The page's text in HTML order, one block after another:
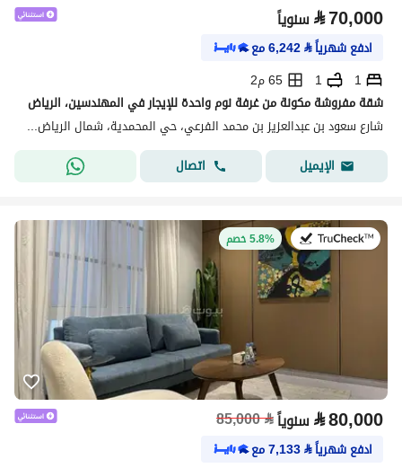
⃁70,000 سنوياً
ادفع شهرياً⃁
6,242مع
1
1
65 م2
شقة مفروشة مكونة من غرفة نوم واحدة للإيجار في المهندسين، الرياض
شارع سعود بن عبدالعزيز بن محمد الفرعي، حي المحمدية، شمال الرياض، الرياض
الإيميل
اتصال
في:27 يوليو 20265.8% خصم
⃁80,000 سنوياً⃁
85,000
ادفع شهرياً⃁
7,133مع